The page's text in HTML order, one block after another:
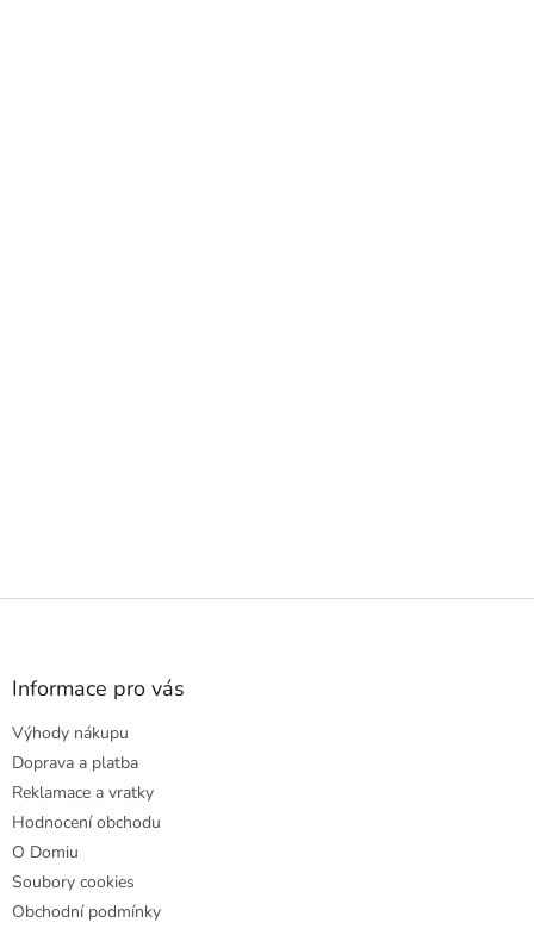
Z
Informace pro vás
Výhody nákupu
Doprava a platba
Reklamace a vratky
Hodnocení obchodu
O Domiu
Soubory cookies
Obchodní podmínky